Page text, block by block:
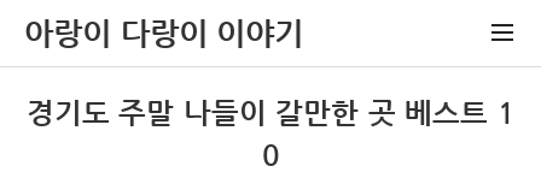
아랑이 다랑이 이야기
경기도 주말 나들이 갈만한 곳 베스트 1
0